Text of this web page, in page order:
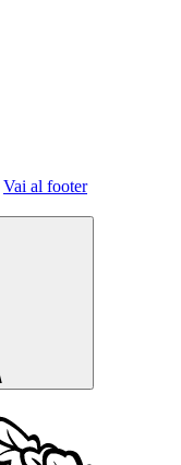
Vai al footer